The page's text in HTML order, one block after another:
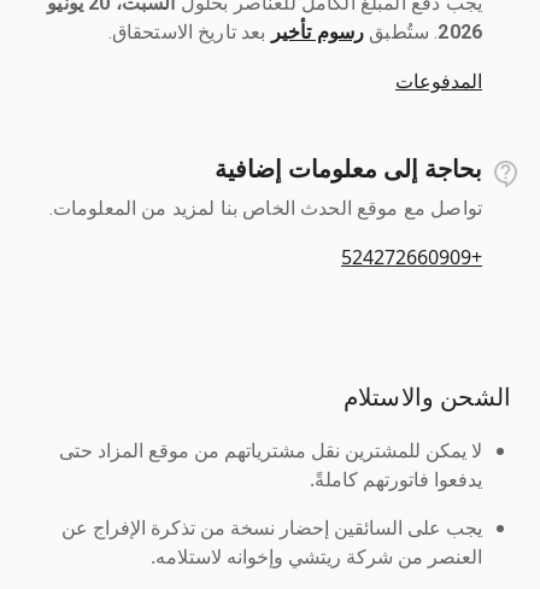
2026
رسوم تأخير بعد تاريخ الاستحقاق.
المدفوعات
بحاجة إلى معلومات إضافية
تواصل مع موقع الحدث الخاص بنا لمزيد من المعلومات.
+524272660909
الشحن والاستلام
لا يمكن للمشترين نقل مشترياتهم من موقع المزاد حتى
يدفعوا فاتورتهم كاملةً.
يجب على السائقين إحضار نسخة من تذكرة الإفراج عن
العنصر من شركة ريتشي وإخوانه لاستلامه.